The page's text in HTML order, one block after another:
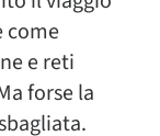
come
e reti
forse la